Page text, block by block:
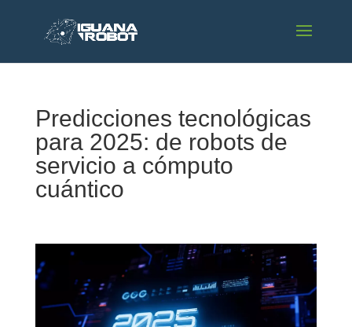
Predicciones tecnológicas
para 2025: de robots de
servicio a cómputo
cuántico